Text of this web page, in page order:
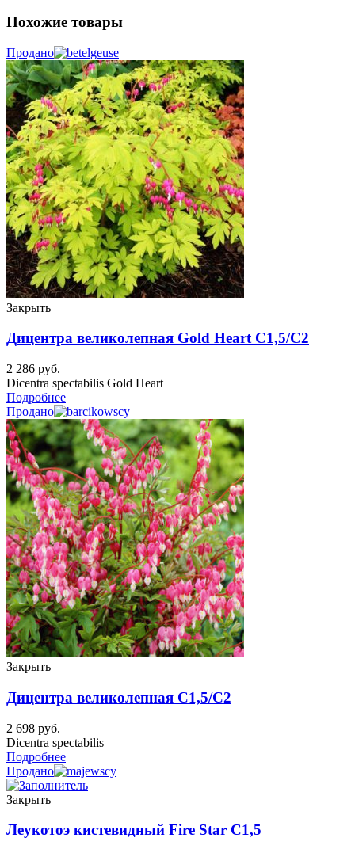
Похожие товары
Продано
Закрыть
Дицентра великолепная Gold Heart C1,5/C2
2 286 руб.
Dicentra spectabilis Gold Heart
Подробнее
Продано
Закрыть
Дицентра великолепная C1,5/C2
2 698 руб.
Dicentra spectabilis
Подробнее
Продано
Закрыть
Леукотоэ кистевидный Fire Star C1,5